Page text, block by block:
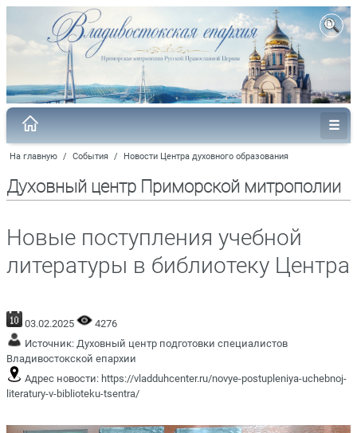
На главную / События / Новости Центра духовного образования
Духовный центр Приморской митрополии
Новые поступления учебной
литературы в библиотеку Центра
03.02.2025
4276
Источник: Духовный центр подготовки специалистов
Владивостокской епархии
Адрес новости: https://vladduhcenter.ru/novye-postupleniya-uchebnoj-
literatury-v-biblioteku-tsentra/